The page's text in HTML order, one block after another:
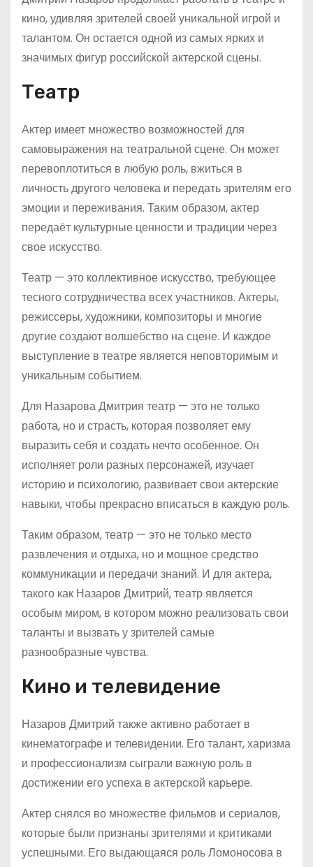
кино, удивляя зрителей своей уникальной игрой и
талантом. Он остается одной из самых ярких и
значимых фигур российской актерской сцены.
Театр
Актер имеет множество возможностей для
самовыражения на театральной сцене. Он может
перевоплотиться в любую роль, вжиться в
личность другого человека и передать зрителям его
эмоции и переживания. Таким образом, актер
передаёт культурные ценности и традиции через
свое искусство.
Театр — это коллективное искусство, требующее
тесного сотрудничества всех участников. Актеры,
режиссеры, художники, композиторы и многие
другие создают волшебство на сцене. И каждое
выступление в театре является неповторимым и
уникальным событием.
Для Назарова Дмитрия театр — это не только
работа, но и страсть, которая позволяет ему
выразить себя и создать нечто особенное. Он
исполняет роли разных персонажей, изучает
историю и психологию, развивает свои актерские
навыки, чтобы прекрасно вписаться в каждую роль.
Таким образом, театр — это не только место
развлечения и отдыха, но и мощное средство
коммуникации и передачи знаний. И для актера,
такого как Назаров Дмитрий, театр является
особым миром, в котором можно реализовать свои
таланты и вызвать у зрителей самые
разнообразные чувства.
Кино и телевидение
Назаров Дмитрий также активно работает в
кинематографе и телевидении. Его талант, харизма
и профессионализм сыграли важную роль в
достижении его успеха в актерской карьере.
Актер снялся во множестве фильмов и сериалов,
которые были признаны зрителями и критиками
успешными. Его выдающаяся роль Ломоносова в